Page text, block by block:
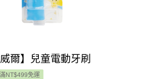
爾】兒童電動牙刷
NT$499免運